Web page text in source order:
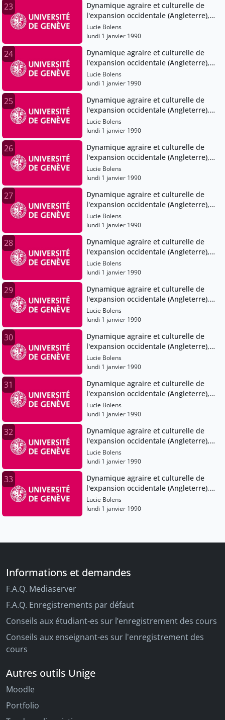
23
Dynamique agraire et culturelle de
l'expansion occidentale (Angleterre),
XIe-XVe siècles
Lucie Bolens
lundi 1 janvier 1990
24
Dynamique agraire et culturelle de
l'expansion occidentale (Angleterre),
XIe-XVe siècles
Lucie Bolens
lundi 1 janvier 1990
25
Dynamique agraire et culturelle de
l'expansion occidentale (Angleterre),
XIe-XVe siècles
Lucie Bolens
lundi 1 janvier 1990
26
Dynamique agraire et culturelle de
l'expansion occidentale (Angleterre),
XIe-XVe siècles
Lucie Bolens
lundi 1 janvier 1990
27
Dynamique agraire et culturelle de
l'expansion occidentale (Angleterre),
XIe-XVe siècles
Lucie Bolens
lundi 1 janvier 1990
28
Dynamique agraire et culturelle de
l'expansion occidentale (Angleterre),
XIe-XVe siècles
Lucie Bolens
lundi 1 janvier 1990
29
Dynamique agraire et culturelle de
l'expansion occidentale (Angleterre),
XIe-XVe siècles
Lucie Bolens
lundi 1 janvier 1990
30
Dynamique agraire et culturelle de
l'expansion occidentale (Angleterre),
XIe-XVe siècles
Lucie Bolens
lundi 1 janvier 1990
31
Dynamique agraire et culturelle de
l'expansion occidentale (Angleterre),
XIe-XVe siècles
Lucie Bolens
lundi 1 janvier 1990
32
Dynamique agraire et culturelle de
l'expansion occidentale (Angleterre),
XIe-XVe siècles
Lucie Bolens
lundi 1 janvier 1990
33
Dynamique agraire et culturelle de
l'expansion occidentale (Angleterre),
XIe-XVe siècles
Lucie Bolens
lundi 1 janvier 1990
Informations et demandes
F.A.Q. Mediaserver
F.A.Q. Enregistrements par défaut
Conseils aux étudiant-es sur l’enregistrement des cours
Conseils aux enseignant-es sur l'enregistrement des
cours
Autres outils Unige
Moodle
Portfolio